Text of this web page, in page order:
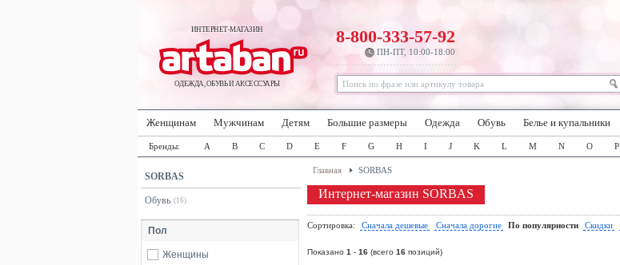
ИНТЕРНЕТ-МАГАЗИН
ОДЕЖДА, ОБУВЬ И АКСЕССУАРЫ
8-800-333-57-92
ПН-ПТ, 10:00-18:00
Женщинам Мужчинам Детям Большие размеры Одежда Обувь Белье и купальники
Бренды: A B C D E F G H I J K L M N O P
SORBAS
Обувь (16)
Пол
Женщины
Главная SORBAS
Интернет-магазин SORBAS
Сортировка: Сначала дешевые Сначала дорогие По популярности Скидки
Показано 1 - 16 (всего 16 позиций)